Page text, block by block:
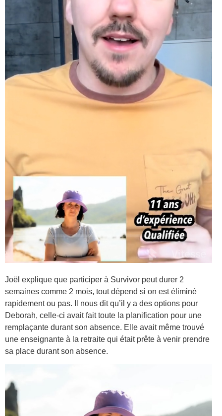
Joël explique que participer à Survivor peut durer 2
semaines comme 2 mois, tout dépend si on est éliminé
rapidement ou pas. Il nous dit qu’il y a des options pour
Deborah, celle-ci avait fait toute la planification pour une
remplaçante durant son absence. Elle avait même trouvé
une enseignante à la retraite qui était prête à venir prendre
sa place durant son absence.